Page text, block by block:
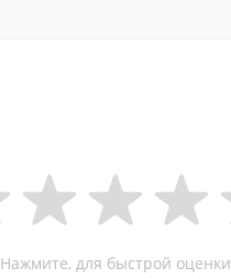
Нажмите, для быстрой оценки